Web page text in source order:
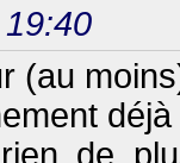
(au
de